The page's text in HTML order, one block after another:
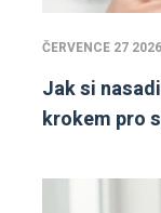
ČERVENCE 27 2026
Jak si
krokem pro